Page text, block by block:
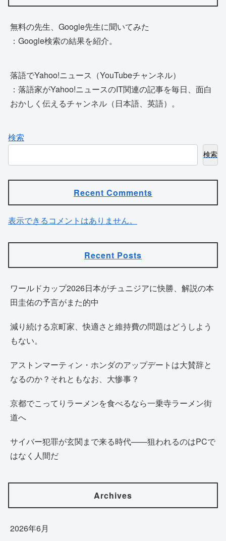
無料の先生、Google先生に聞いてみた
：Google検索の結果を紹介。
落語でYahoo!ニュース（YouTubeチャンネル）
：落語家がYahoo!ニュースのIT関連の記事を毎日、面白
おかしく伝えるチャンネル（日本語、英語）。
検索
検索
Recent Comments
表示できるコメントはありません。
Recent Posts
ワールドカップ2026日本がチュニジアに快勝、解説の本
田圭佑の予言がまた的中
減り続ける京町家、快適さと維持費の問題はどうしよう
もない。
アストンマーティン・ホンダのアップデートは大賛辞と
なるのか？それともなお、大惨事？
京都でこってりラーメンを食べるなら一乗寺ラーメン街
道へ
サイバー犯罪が玄関まで来る時代——狙われるのはPCで
はなく人間だ
Archives
2026年6月